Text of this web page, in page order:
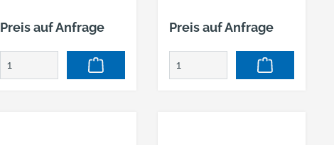
harte
nicht genormt
Preis auf Anfrage Preis auf Anfrage